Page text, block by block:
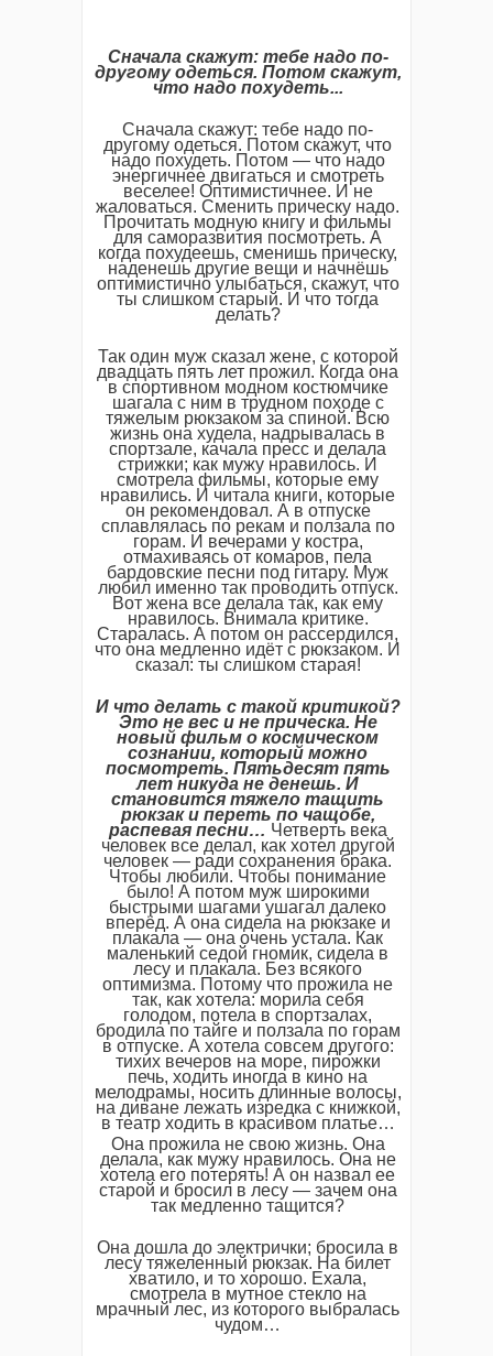
Сначала скажут: тебе надо по-
другому одеться. Потом скажут,
что надо похудеть...
Сначала скажут: тебе надо по-
другому одеться. Потом скажут, что
надо похудеть. Потом — что надо
энергичнее двигаться и смотреть
веселее! Оптимистичнее. И не
жаловаться. Сменить прическу надо.
Прочитать модную книгу и фильмы
для саморазвития посмотреть. А
когда похудеешь, сменишь прическу,
наденешь другие вещи и начнёшь
оптимистично улыбаться, скажут, что
ты слишком старый. И что тогда
делать?
Так один муж сказал жене, с которой
двадцать пять лет прожил. Когда она
в спортивном модном костюмчике
шагала с ним в трудном походе с
тяжелым рюкзаком за спиной. Всю
жизнь она худела, надрывалась в
спортзале, качала пресс и делала
стрижки; как мужу нравилось. И
смотрела фильмы, которые ему
нравились. И читала книги, которые
он рекомендовал. А в отпуске
сплавлялась по рекам и ползала по
горам. И вечерами у костра,
отмахиваясь от комаров, пела
бардовские песни под гитару. Муж
любил именно так проводить отпуск.
Вот жена все делала так, как ему
нравилось. Внимала критике.
Старалась. А потом он рассердился,
что она медленно идёт с рюкзаком. И
сказал: ты слишком старая!
И что делать с такой критикой?
Это не вес и не прическа. Не
новый фильм о космическом
сознании, который можно
посмотреть. Пятьдесят пять
лет никуда не денешь. И
становится тяжело тащить
рюкзак и переть по чащобе,
распевая песни… Четверть века
человек все делал, как хотел другой
человек — ради сохранения брака.
Чтобы любили. Чтобы понимание
было! А потом муж широкими
быстрыми шагами ушагал далеко
вперёд. А она сидела на рюкзаке и
плакала — она очень устала. Как
маленький седой гномик, сидела в
лесу и плакала. Без всякого
оптимизма. Потому что прожила не
так, как хотела: морила себя
голодом, потела в спортзалах,
бродила по тайге и ползала по горам
в отпуске. А хотела совсем другого:
тихих вечеров на море, пирожки
печь, ходить иногда в кино на
мелодрамы, носить длинные волосы,
на диване лежать изредка с книжкой,
в театр ходить в красивом платье…
Она прожила не свою жизнь. Она
делала, как мужу нравилось. Она не
хотела его потерять! А он назвал ее
старой и бросил в лесу — зачем она
так медленно тащится?
Она дошла до электрички; бросила в
лесу тяжеленный рюкзак. На билет
хватило, и то хорошо. Ехала,
смотрела в мутное стекло на
мрачный лес, из которого выбралась
чудом…